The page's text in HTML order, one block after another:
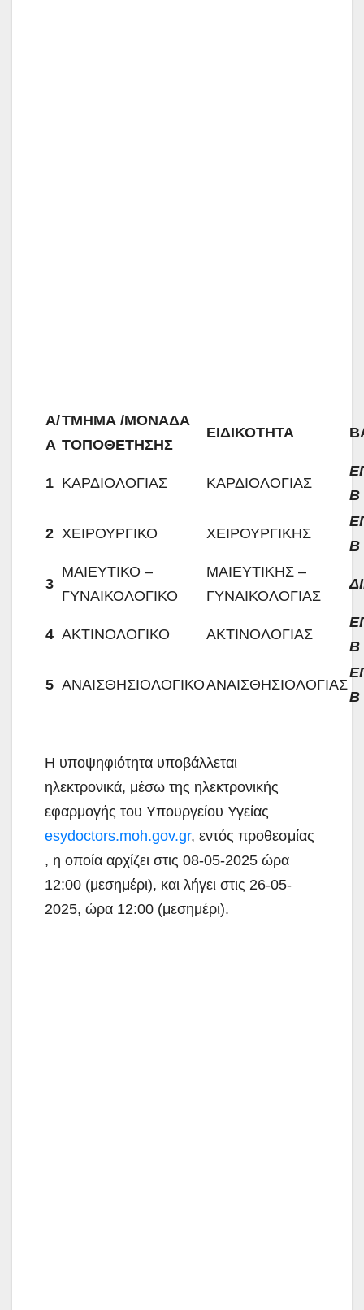
Α/
Α
ΤΜΗΜΑ /ΜΟΝΑΔΑ
ΤΟΠΟΘΕΤΗΣΗΣ
ΕΙΔΙΚΟΤΗΤΑ
1 ΚΑΡΔΙΟΛΟΓΙΑΣ ΚΑΡΔΙΟΛΟΓΙΑΣ
Β
2 ΧΕΙΡΟΥΡΓΙΚΟ ΧΕΙΡΟΥΡΓΙΚΗΣ
Β
3
ΜΑΙΕΥΤΙΚΟ –
ΓΥΝΑΙΚΟΛΟΓΙΚΟ
ΜΑΙΕΥΤΙΚΗΣ –
ΓΥΝΑΙΚΟΛΟΓΙΑΣ
4 ΑΚΤΙΝΟΛΟΓΙΚΟ ΑΚΤΙΝΟΛΟΓΙΑΣ
Β
5 ΑΝΑΙΣΘΗΣΙΟΛΟΓΙΚΟΑΝΑΙΣΘΗΣΙΟΛΟΓΙΑΣ
Β
Η υποψηφιότητα υποβάλλεται
ηλεκτρονικά, μέσω της ηλεκτρονικής
εφαρμογής του Υπουργείου Υγείας
esydoctors.moh.gov.gr, εντός προθεσμίας
, η οποία αρχίζει στις 08-05-2025 ώρα
12:00 (μεσημέρι), και λήγει στις 26-05-
2025, ώρα 12:00 (μεσημέρι).